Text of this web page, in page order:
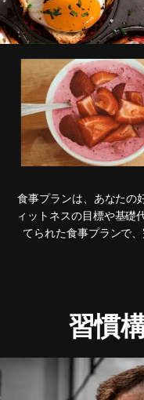
食事プランは、あなたの
ィットネスの目標や基礎
てられた食事プランで
習慣